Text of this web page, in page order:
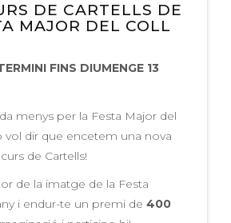
DE CARTELLS DE
MAJOR DEL COLL
FINS DIUMENGE 13
menys per la Festa Major del
vol dir que encetem una nova
de Cartells!
de la imatge de la Festa
i endur-te un premi de 400